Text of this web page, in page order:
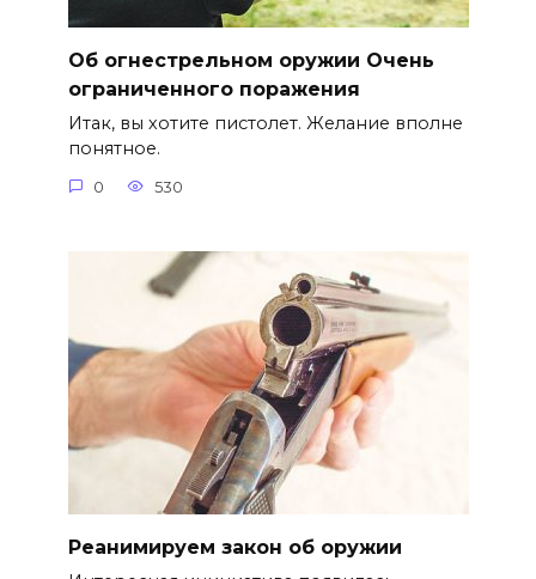
Об огнестрельном оружии Очень
ограниченного поражения
Итак, вы хотите пистолет. Желание вполне
понятное.
0 530
Реанимируем закон об оружии